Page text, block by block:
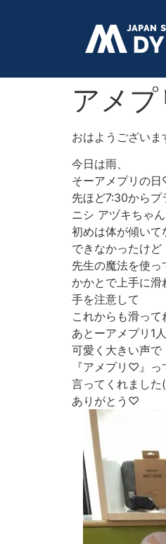
アメ
おはようございま
今日は雨、
そーアメプリの
先ほど7:30からプ
ニシ アヅキちゃ
初めは体が傾いて
できなかったけど
先生の魔法を使っ
かかとで上手に
手を注意して
これからも滑って
あとーアメプリ1
可愛く大きい声で
『アメプリ♡』っ
言ってくれまし
ありがとう♡